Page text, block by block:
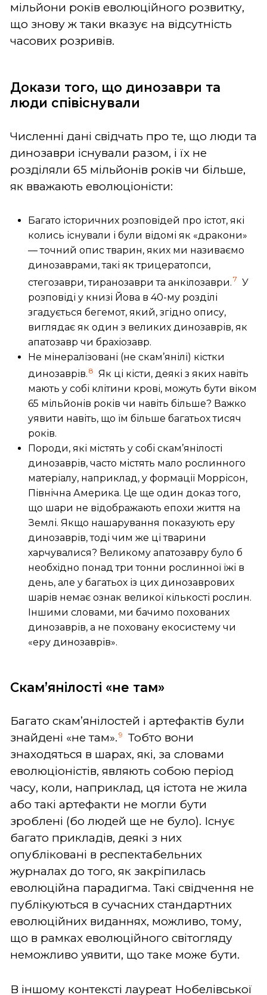
мільйони років еволюційного розвитку,
що знову ж таки вказує на відсутність
часових розривів.
Докази того, що динозаври та
люди співіснували
Численні дані свідчать про те, що люди та
динозаври існували разом, і їх не
розділяли 65 мільйонів років чи більше,
як вважають еволюціоністи:
Багато історичних розповідей про істот, які
колись існували і були відомі як «дракони»
— точний опис тварин, яких ми називаємо
динозаврами, такі як трицератопси,
стегозаври, тиранозаври та анкілозаври. 7 У
розповіді у книзі Йова в 40-му розділі
згадується бегемот, який, згідно опису,
виглядає як один з великих динозаврів, як
апатозавр чи брахіозавр.
Не мінералізовані (не скам’янілі) кістки
динозаврів. 8 Як ці кісти, деякі з яких навіть
мають у собі клітини крові, можуть бути віком
65 мільйонів років чи навіть більше? Важко
уявити навіть, що їм більше багатьох тисяч
років.
Породи, які містять у собі скам’янілості
динозаврів, часто містять мало рослинного
матеріалу, наприклад, у формації Моррісон,
Північна Америка. Це ще один доказ того,
що шари не відображають епохи життя на
Землі. Якщо нашарування показують еру
динозаврів, тоді чим же ці тварини
харчувалися? Великому апатозавру було б
необхідно понад три тонни рослинної їжі в
день, але у багатьох із цих динозаврових
шарів немає ознак великої кількості рослин.
Іншими словами, ми бачимо похованих
динозаврів, а не поховану екосистему чи
«еру динозаврів».
Скам’янілості «не там»
Багато скам’янілостей і артефактів були
знайдені «не там». 9
Тобто вони
знаходяться в шарах, які, за словами
еволюціоністів, являють собою період
часу, коли, наприклад, ця істота не жила
або такі артефакти не могли бути
зроблені (бо людей ще не було). Існує
багато прикладів, деякі з них
опубліковані в респектабельних
журналах до того, як закріпилась
еволюційна парадигма. Такі свідчення не
публікуються в сучасних стандартних
еволюційних виданнях, можливо, тому,
що в рамках еволюційного світогляду
неможливо уявити, що таке може бути.
В іншому контексті лауреат Нобелівської